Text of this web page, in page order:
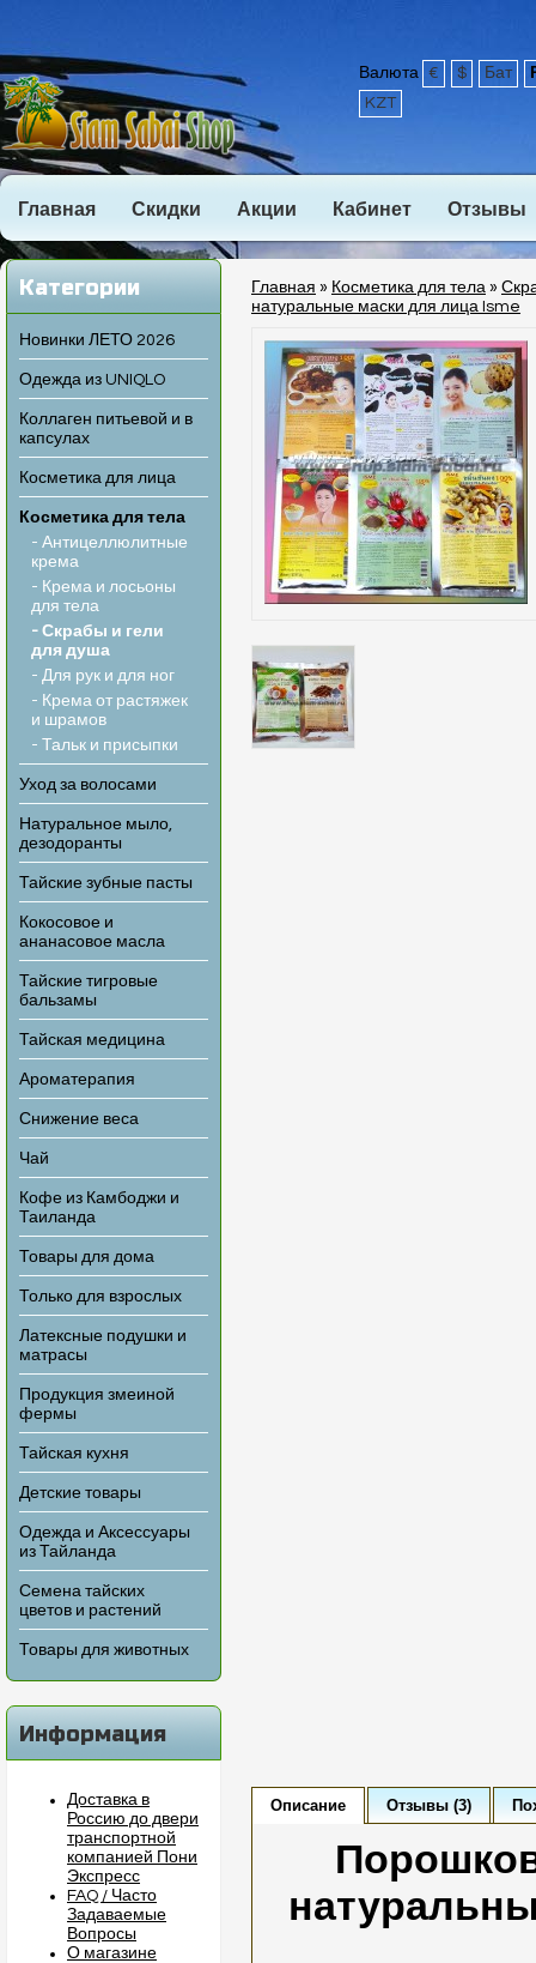
Валюта € $ Бат
KZT
Главная Скидки Акции Кабинет Отзывы
Категории
Новинки ЛЕТО 2026
Одежда из UNIQLO
Коллаген питьевой и в
капсулах
Косметика для лица
Косметика для тела
- Антицеллюлитные
крема
- Крема и лосьоны
для тела
- Скрабы и гели
для душа
- Для рук и для ног
- Крема от растяжек
и шрамов
- Тальк и присыпки
Уход за волосами
Натуральное мыло,
дезодоранты
Тайские зубные пасты
Кокосовое и
ананасовое масла
Тайские тигровые
бальзамы
Тайская медицина
Ароматерапия
Снижение веса
Чай
Кофе из Камбоджи и
Таиланда
Товары для дома
Только для взрослых
Латексные подушки и
матрасы
Продукция змеиной
фермы
Тайская кухня
Детские товары
Одежда и Аксессуары
из Тайланда
Семена тайских
цветов и растений
Товары для животных
Информация
Доставка в
Россию до двери
транспортной
компанией Пони
Экспресс
FAQ / Часто
Задаваемые
Вопросы
О магазине
Главная » Косметика для тела »
натуральные маски для лица Isme
Описание Отзывы (3)